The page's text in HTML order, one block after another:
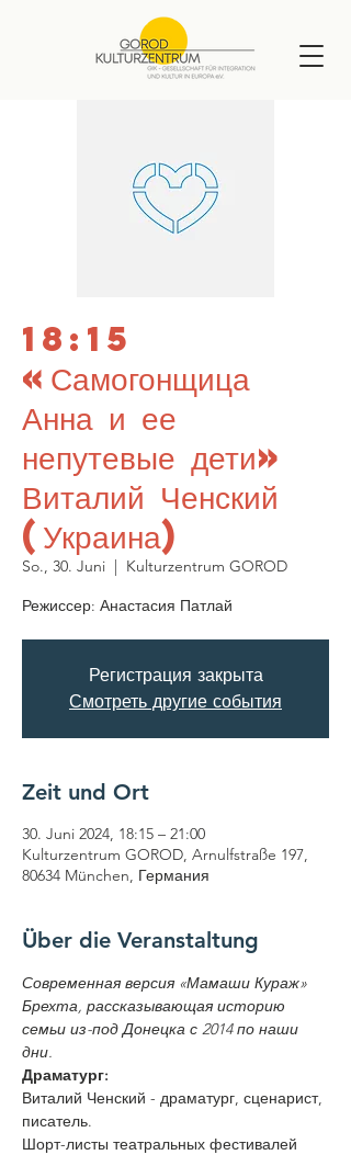
18:15
«Самогонщица
Анна и ее
непутевые дети»
Виталий Ченский
(Украина)
So., 30. Juni
  |
Kulturzentrum GOROD
Режиссер: Анастасия Патлай
Регистрация закрыта
Смотреть другие события
Zeit und Ort
30. Juni 2024, 18:15 – 21:00
Kulturzentrum GOROD, Arnulfstraße 197,
80634 München, Германия
Über die Veranstaltung
Современная версия «Мамаши Кураж»
Брехта, рассказывающая историю
семьи из-под Донецка с 2014 по наши
дни.
Драматург:
Виталий Ченский - драматург, сценарист,
писатель.
Шорт-листы театральных фестивалей